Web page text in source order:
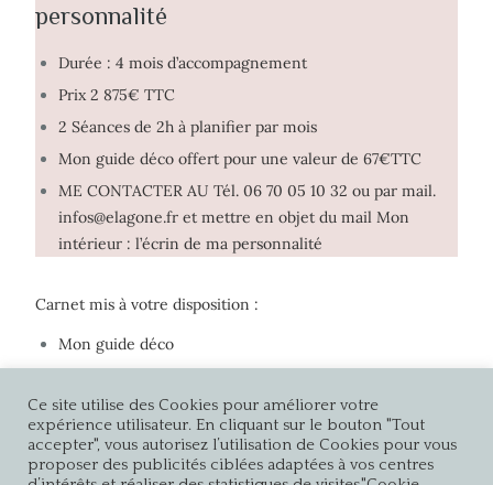
personnalité
Durée : 4 mois d’accompagnement
Prix 2 875€ TTC
2 Séances de 2h à planifier par mois
Mon guide déco offert pour une valeur de 67€TTC
ME CONTACTER AU Tél. 06 70 05 10 32 ou par mail.
infos@elagone.fr et mettre en objet du mail Mon
intérieur : l’écrin de ma personnalité
Carnet mis à votre disposition :
Mon guide déco
Retour sommaire
Ce site utilise des Cookies pour améliorer votre
expérience utilisateur. En cliquant sur le bouton "Tout
accepter", vous autorisez l’utilisation de Cookies pour vous
proposer des publicités ciblées adaptées à vos centres